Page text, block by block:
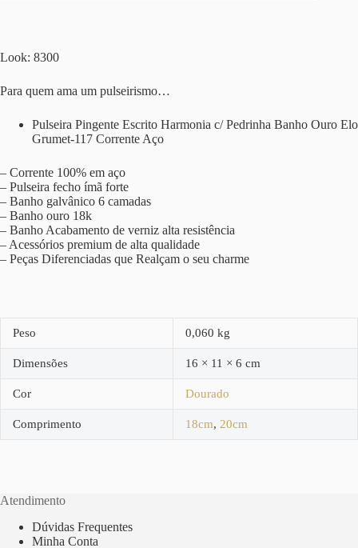
Look: 8300
Para quem ama um pulseirismo…
Pulseira Pingente Escrito Harmonia c/ Pedrinha Banho Ouro Elo
Grumet-117 Corrente Aço
– Corrente 100% em aço
– Pulseira fecho ímã forte
– Banho galvânico 6 camadas
– Banho ouro 18k
– Banho Acabamento de verniz alta resistência
– Acessórios premium de alta qualidade
– Peças Diferenciadas que Realçam o seu charme
Peso 0,060 kg
Dimensões 16 × 11 × 6 cm
Cor Dourado
Comprimento 18cm, 20cm
Atendimento
Dúvidas Frequentes
Minha Conta